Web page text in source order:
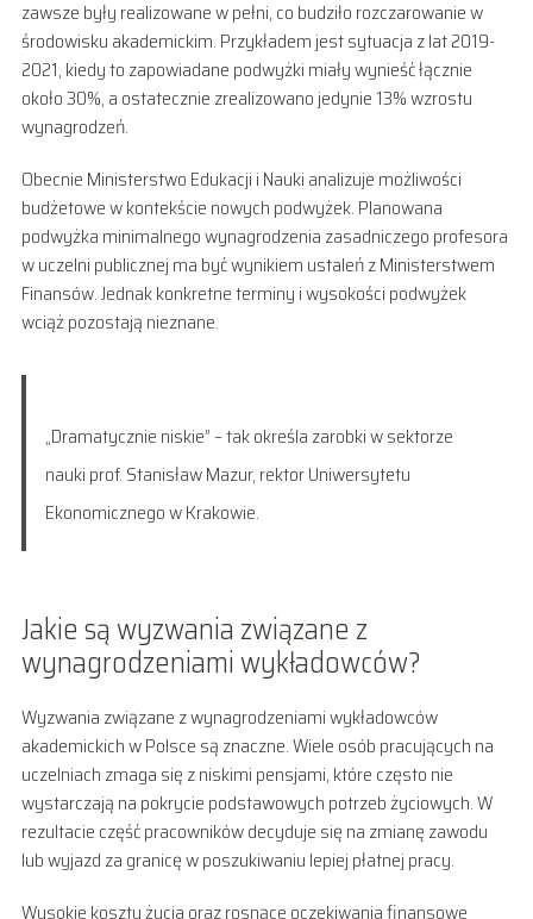
zawsze były realizowane w pełni, co budziło rozczarowanie w
środowisku akademickim. Przykładem jest sytuacja z lat 2019-
2021, kiedy to zapowiadane podwyżki miały wynieść łącznie
około 30%, a ostatecznie zrealizowano jedynie 13% wzrostu
wynagrodzeń.
Obecnie Ministerstwo Edukacji i Nauki analizuje możliwości
budżetowe w kontekście nowych podwyżek. Planowana
podwyżka minimalnego wynagrodzenia zasadniczego profesora
w uczelni publicznej ma być wynikiem ustaleń z Ministerstwem
Finansów. Jednak konkretne terminy i wysokości podwyżek
wciąż pozostają nieznane.
„Dramatycznie niskie” – tak określa zarobki w sektorze
nauki prof. Stanisław Mazur, rektor Uniwersytetu
Ekonomicznego w Krakowie.
Jakie są wyzwania związane z
wynagrodzeniami wykładowców?
Wyzwania związane z wynagrodzeniami wykładowców
akademickich w Polsce są znaczne. Wiele osób pracujących na
uczelniach zmaga się z niskimi pensjami, które często nie
wystarczają na pokrycie podstawowych potrzeb życiowych. W
rezultacie część pracowników decyduje się na zmianę zawodu
lub wyjazd za granicę w poszukiwaniu lepiej płatnej pracy.
Wysokie koszty życia oraz rosnące oczekiwania finansowe